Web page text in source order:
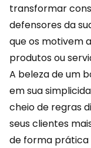
transformar
defensores da
que os motivem
produtos ou
A beleza de um
em sua
cheio de regras
seus clientes
de forma prática